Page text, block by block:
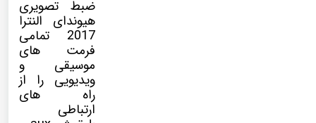
ضبط تصویری
هیوندای النترا
2017 تمامی
فرمت های
موسیقی و
ویدیویی را از
راه های
ارتباطی